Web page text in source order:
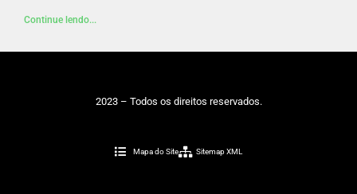
Continue lendo...
2023 – Todos os direitos reservados.
Mapa do Site Sitemap XML